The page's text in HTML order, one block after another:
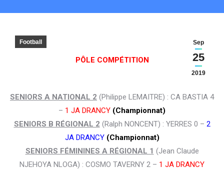
Sep
25
2019
Football
PÔLE COMPÉTITION
SENIORS A NATIONAL 2 (Philippe LEMAITRE) : CA BASTIA 4
– 1 JA DRANCY (Championnat)
SENIORS B RÉGIONAL 2 (Ralph NONCENT) : YERRES 0 – 2
JA DRANCY (Championnat)
SENIORS FÉMININES A RÉGIONAL 1 (Jean Claude
NJEHOYA NLOGA) : COSMO TAVERNY 2 – 1 JA DRANCY